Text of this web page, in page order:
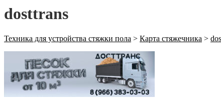
dosttrans
Техника для устройства стяжки пола > Карта стяжечника >